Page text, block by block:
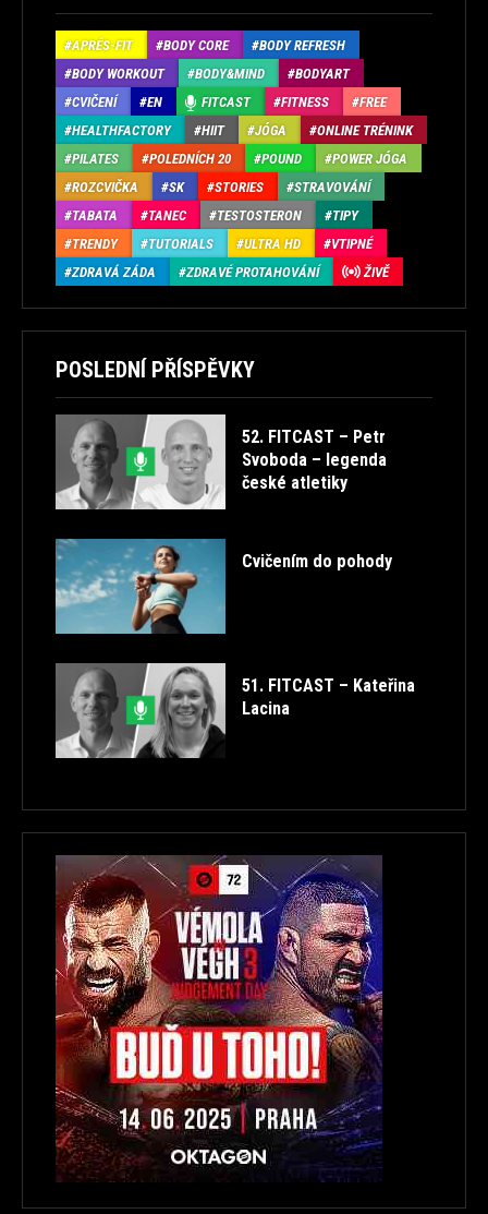
APRÉS-FIT BODY CORE
BODY REFRESH
BODY WORKOUT
BODY&MIND
BODYART
CVIČENÍ
EN FITCAST FITNESS
FREE
HEALTHFACTORY
HIIT JÓGA
ONLINE TRÉNINK
PILATES
POLEDNÍCH 20 POUND
POWER JÓGA
ROZCVIČKA
SK STORIES
STRAVOVÁNÍ
TABATA
TANEC TESTOSTERON
TIPY
TRENDY
TUTORIALS ULTRA HD
VTIPNÉ
ZDRAVÁ ZÁDA
ZDRAVÉ PROTAHOVÁNÍ ŽIVĚ
POSLEDNÍ PŘÍSPĚVKY
52. FITCAST – Petr
Svoboda – legenda
české atletiky
Cvičením do pohody
51. FITCAST – Kateřina
Lacina